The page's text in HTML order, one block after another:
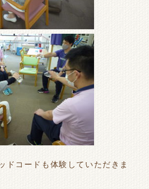
ドコードも体験していただきま